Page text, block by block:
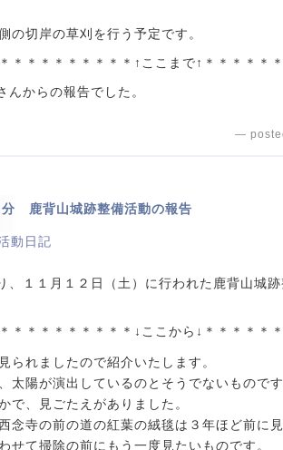
の切岸の草刈を行う予定です。
＊＊＊＊＊＊＊＊＊↑ここまで↑＊＊＊＊＊
んからの報告でした。
—
分 鹿背山城跡整備活動の報告
動日記
、１１月１２日（土）に行われた鹿背山城
＊＊＊＊＊＊＊＊＊↓ここから↓＊＊＊＊＊
られましたので紹介いたします。
太陽が演出しているのとそうでないもので
で、見ごたえがありました。
念寺の前の道の紅葉の絨毯は３年ほど前に
せて掃除の前にもう一度見たいものです。